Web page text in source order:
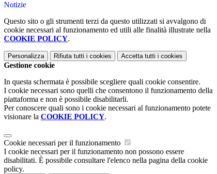
Notizie
Questo sito o gli strumenti terzi da questo utilizzati si avvalgono di
cookie necessari al funzionamento ed utili alle finalità illustrate nella
COOKIE POLICY.
Personalizza Rifiuta tutti i cookies Accetta tutti i cookies
Gestione cookie
In questa schermata è possibile scegliere quali cookie consentire.
I cookie necessari sono quelli che consentono il funzionamento della
piattaforma e non è possibile disabilitarli.
Per conoscere quali sono i cookie necessari al funzionamento potete
visionare la COOKIE POLICY.
Cookie necessari per il funzionamento
I cookie necessari per il funzionamento non possono essere
disabilitati. È possibile consultare l'elenco nella pagina della cookie
policy.